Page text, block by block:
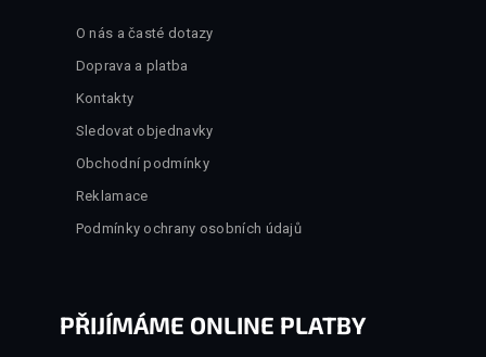
O nás a časté dotazy
Doprava a platba
Kontakty
Sledovat objednavky
Obchodní podmínky
Reklamace
Podmínky ochrany osobních údajů
PŘIJÍMÁME ONLINE PLATBY